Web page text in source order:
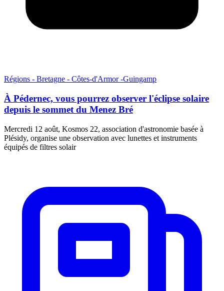
Régions - Bretagne - Côtes-d'Armor -Guingamp
À Pédernec, vous pourrez observer l'éclipse solaire
depuis le sommet du Menez Bré
Mercredi 12 août, Kosmos 22, association d'astronomie basée à
Plésidy, organise une observation avec lunettes et instruments
équipés de filtres solair